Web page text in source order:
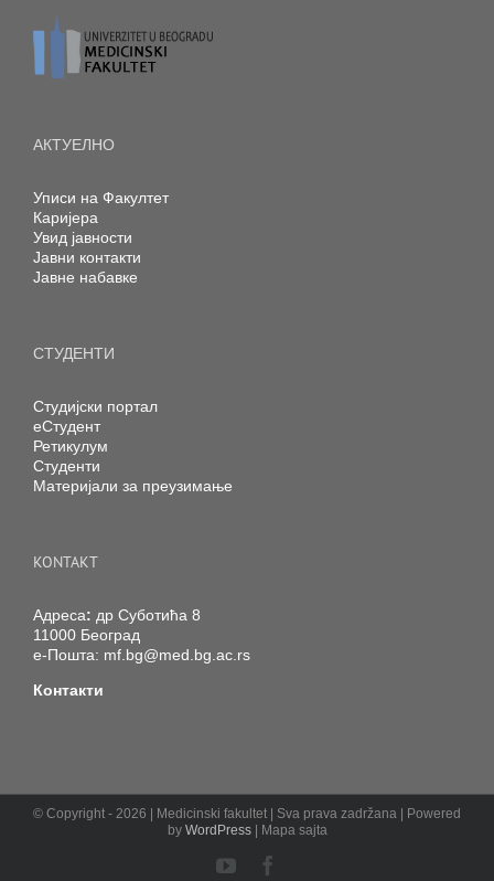
АКТУЕЛНО
Уписи на Факултет
Каријера
Увид јавности
Јавни контакти
Јавне набавке
СТУДЕНТИ
Студијски портал
еСтудент
Ретикулум
Студенти
Материјали за преузимање
KONTAKT
Адреса: др Суботића 8
11000 Београд
е-Пошта: mf.bg@med.bg.ac.rs
Контакти
© Copyright - 2026 | Medicinski fakultet | Sva prava zadržana | Powered
by WordPress| Mapa sajta
YouTube